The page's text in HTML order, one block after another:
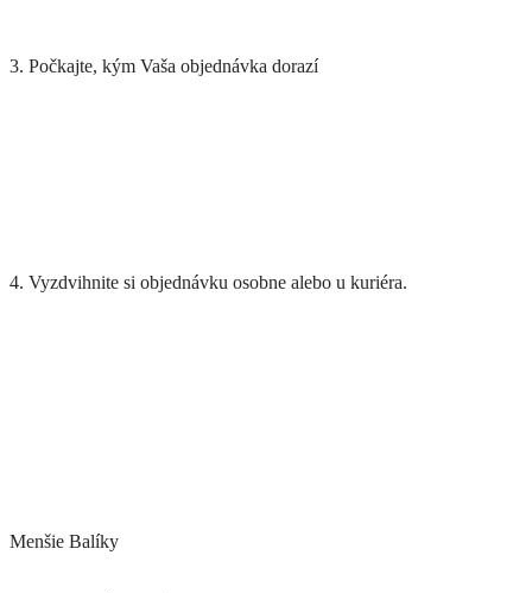
3. Počkajte, kým Vaša objednávka dorazí
4. Vyzdvihnite si objednávku osobne alebo u kuriéra.
Menšie Balíky